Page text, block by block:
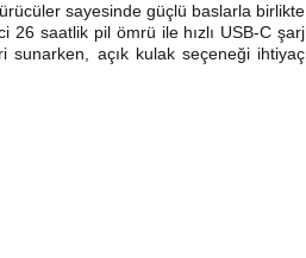
sayesinde güçlü baslarla birlikte
26 saatlik pil ömrü ile hızlı USB-C şarj
sunarken, açık kulak seçeneği ihtiyaç